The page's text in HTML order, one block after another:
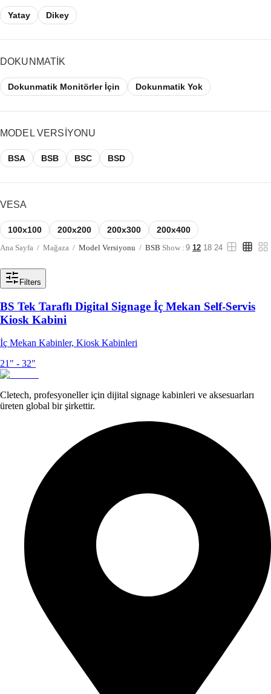
Yatay Dikey
DOKUNMATIK
Dokunmatik Monitörler İçin Dokunmatik Yok
MODEL VERSIYONU
BSA BSB BSC BSD
VESA
100x100 200x200 200x300 200x400
Ana Sayfa / Mağaza / Model Versiyonu / BSB Show : 9 12 18 24
Filters
BS Tek Taraflı Digital Signage İç Mekan Self-Servis
Kiosk Kabini
İç Mekan Kabinler, Kiosk Kabinleri
21" - 32"
Cletech, profesyoneller için dijital signage kabinleri ve aksesuarları
üreten global bir şirkettir.